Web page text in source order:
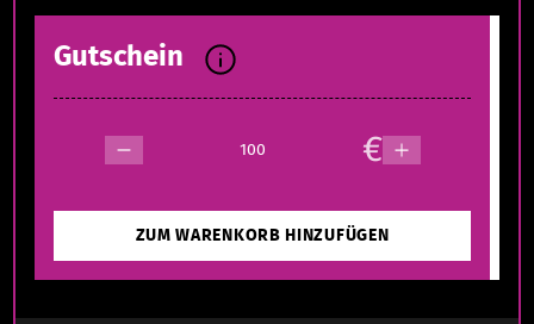
Gutschein
€
ZUM WARENKORB HINZUFÜGEN